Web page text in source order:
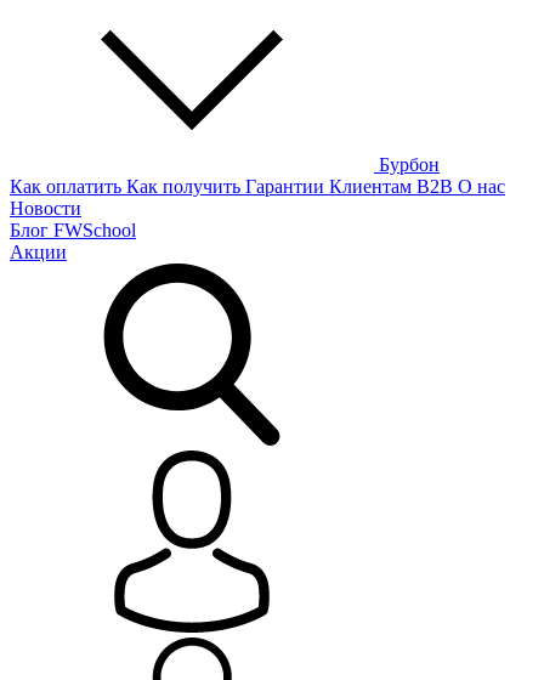
Бурбон
Как оплатить Как получить Гарантии Клиентам B2B О нас
Новости
Блог FWSchool
Акции